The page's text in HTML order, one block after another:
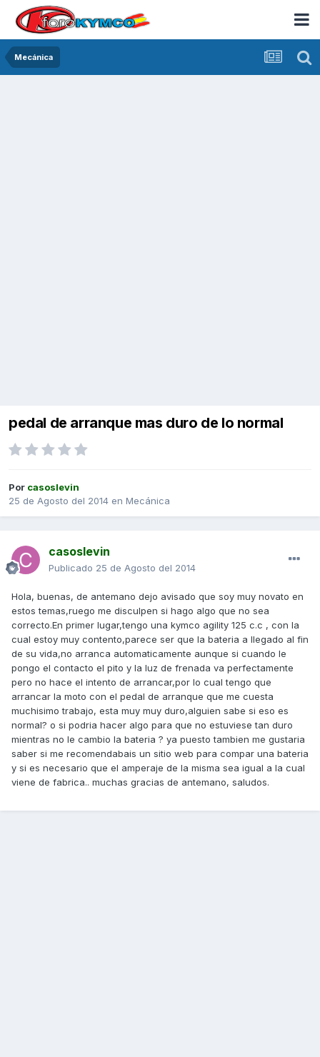
Mecánica
pedal de arranque mas duro de lo normal
Por casoslevin
25 de Agosto del 2014 en Mecánica
casoslevin
Publicado 25 de Agosto del 2014
Hola, buenas, de antemano dejo avisado que soy muy novato en
estos temas,ruego me disculpen si hago algo que no sea
correcto.En primer lugar,tengo una kymco agility 125 c.c , con la
cual estoy muy contento,parece ser que la bateria a llegado al fin
de su vida,no arranca automaticamente aunque si cuando le
pongo el contacto el pito y la luz de frenada va perfectamente
pero no hace el intento de arrancar,por lo cual tengo que
arrancar la moto con el pedal de arranque que me cuesta
muchisimo trabajo, esta muy muy duro,alguien sabe si eso es
normal? o si podria hacer algo para que no estuviese tan duro
mientras no le cambio la bateria ? ya puesto tambien me gustaria
saber si me recomendabais un sitio web para compar una bateria
y si es necesario que el amperaje de la misma sea igual a la cual
viene de fabrica.. muchas gracias de antemano, saludos.